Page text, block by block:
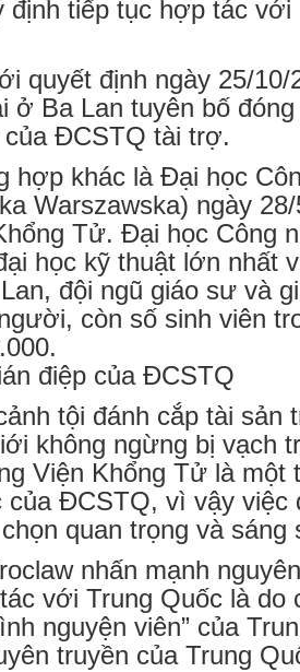
định tiếp tục hợp tác
quyết định ngày 25/
ở Ba Lan tuyên bố
của ĐCSTQ tài trợ.
hợp khác là Đại học
Warszawska) ngày
Tử. Đại học Công
học kỹ thuật lớn nhất
đội ngũ giáo sư và
còn số sinh viên
điệp của ĐCSTQ
tội đánh cắp tài
không ngừng bị vạch
Viện Khổng Tử là một
của ĐCSTQ, vì vậy việc
quan trọng và sáng
nhấn mạnh
với Trung Quốc là do
nguyện viên” của
truyền của Trung